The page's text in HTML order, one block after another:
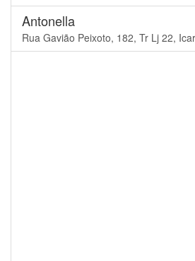
Antonella
Rua Gavião Peixoto, 182, Tr Lj 22,